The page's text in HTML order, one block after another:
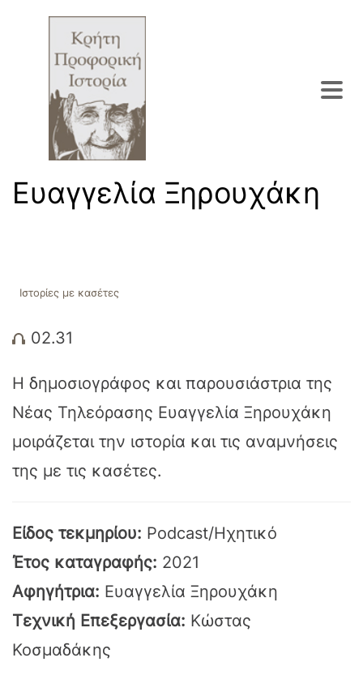
Ευαγγελία Ξηρουχάκη
Ιστορίες με κασέτες
02.31
Η δημοσιογράφος και παρουσιάστρια της
Νέας Τηλεόρασης Ευαγγελία Ξηρουχάκη
μοιράζεται την ιστορία και τις αναμνήσεις
της με τις κασέτες.
Είδος τεκμηρίου: Podcast/Ηχητικό
Έτος καταγραφής: 2021
Αφηγήτρια: Ευαγγελία Ξηρουχάκη
Τεχνική Επεξεργασία: Κώστας
Κοσμαδάκης